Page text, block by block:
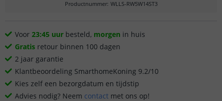
Productnummer: WLLS-RW5W14ST3
Voor 23:45 uur besteld, morgen in huis
Gratis retour binnen 100 dagen
2 jaar garantie
Klantbeoordeling SmarthomeKoning 9.2/10
Kies zelf een bezorgdatum en tijdstip
Advies nodig? Neem contact met ons op!